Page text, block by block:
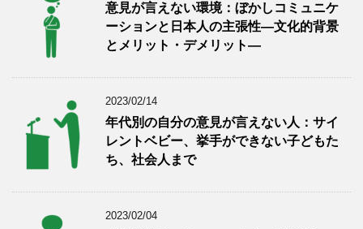
意見が言えない環境：ぼかしコミュニケ
ーションと日本人の主張性―文化的背景
とメリット・デメリット―
2023/02/14
年代別の自分の意見が言えない人：サイ
レントベビー、挙手ができない子どもた
ち、社会人まで
2023/02/04